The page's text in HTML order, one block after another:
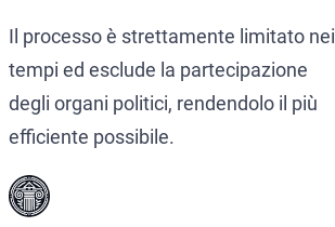
Il processo è strettamente limitato nei
tempi ed esclude la partecipazione
degli organi politici, rendendolo il più
efficiente possibile.